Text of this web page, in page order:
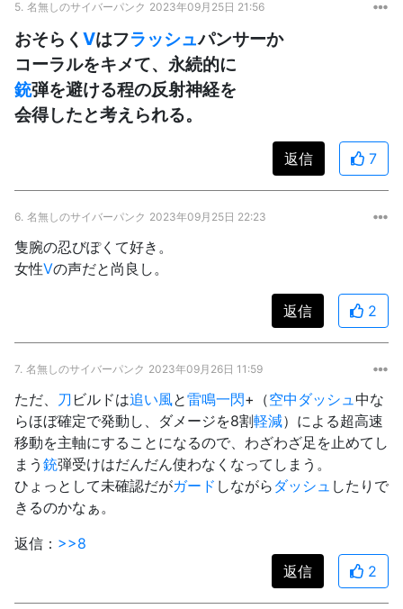
5. 名無しのサイバーパンク 2023年09月25日 21:56
おそらく Vはフラッシュパンサーか
コーラルをキメて、永続的に
銃弾を避ける程の反射神経を
会得したと考えられる。
返信 7
6. 名無しのサイバーパンク 2023年09月25日 22:23
隻腕の忍びぽくて好き。
女性Vの声だと尚良し。
返信 2
7. 名無しのサイバーパンク 2023年09月26日 11:59
ただ、 刀 ビルドは追い風と雷鳴一閃+（空中ダッシュ 中な
らほぼ確定で発動し、ダメージを8割軽減）による超高速
移動を主軸にすることになるので、わざわざ足を止めてし
まう 銃弾受けはだんだん使わなくなってしまう。
ひょっとして未確認だがガード しながら ダッシュ したりで
きるのかなぁ。
返信： >>8
返信
2